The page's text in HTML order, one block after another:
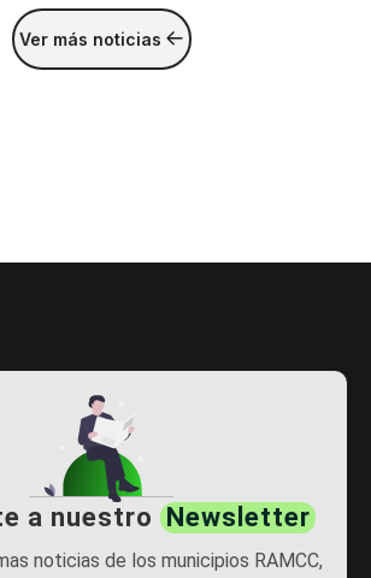
Ver más noticias
a nuestro Newsletter
noticias de los municipios RAMCC,